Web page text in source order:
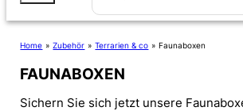
Home » Zubehör » Terrarien & co » Faunaboxen
FAUNABOXEN
Sichern Sie sich jetzt unsere